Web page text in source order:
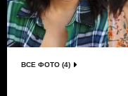
ВСЕ ФОТО (4)